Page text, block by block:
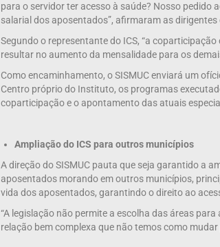
para o servidor ter acesso à saúde? Nosso pedido
salarial dos aposentados”, afirmaram as dirigentes
Segundo o representante do ICS, “a
resultar no aumento da mensalidade para os
Como encaminhamento, o SISMUC enviará um
Centro próprio do Instituto, os programas
coparticipação e o apontamento das atuais
Ampliação do ICS para outros municípios
A direção do SISMUC pauta que seja garantido a
aposentados morando em outros municípios,
vida dos aposentados, garantindo o direito ao
“A legislação não permite a escolha das áreas
relação bem complexa que não temos como mudar